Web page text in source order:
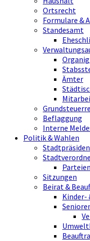
Ortsrecht
Formulare &
Standesamt
Ämter
Beflaggung
Interne
Politik & Wahlen
Sitzungen
Beirat &
Kinder-